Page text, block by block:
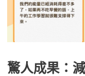
驚人成果：